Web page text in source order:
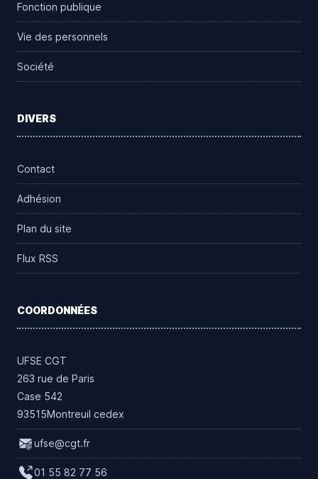
Fonction publique
Vie des personnels
Société
DIVERS
Contact
Adhésion
Plan du site
Flux RSS
COORDONNÉES
UFSE CGT
263 rue de Paris
Case 542
93515Montreuil cedex
ufse@cgt.fr
01 55 82 77 56